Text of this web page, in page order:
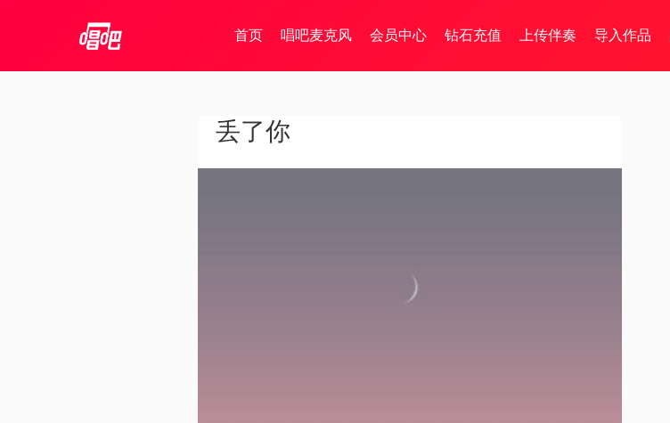
首页 唱吧麦克风 会员中心 钻石充值 上传伴奏 导入作品
丢了你